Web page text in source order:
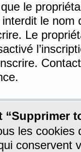
le
le nom
Le
“Supprimer
les cookies
conservent